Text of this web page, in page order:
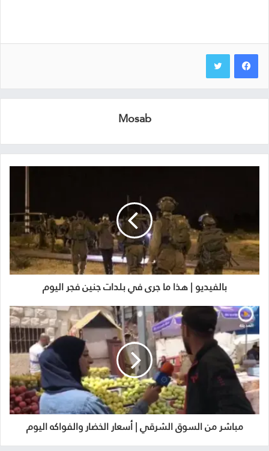
Mosab
بالفيديو | هذا ما جرى في بلدات جنين فجر اليوم
مباشر من السوق الشرقي | أسعار الخضار والفواكه اليوم